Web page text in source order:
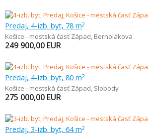
Predaj, 4-izb. byt, 78 m2
Košice - mestská časť Západ, Bernolákova
249 900,00 EUR
Predaj, 4-izb. byt, 80 m2
Košice - mestská časť Západ, Slobody
275 000,00 EUR
Predaj, 3-izb. byt, 64 m2